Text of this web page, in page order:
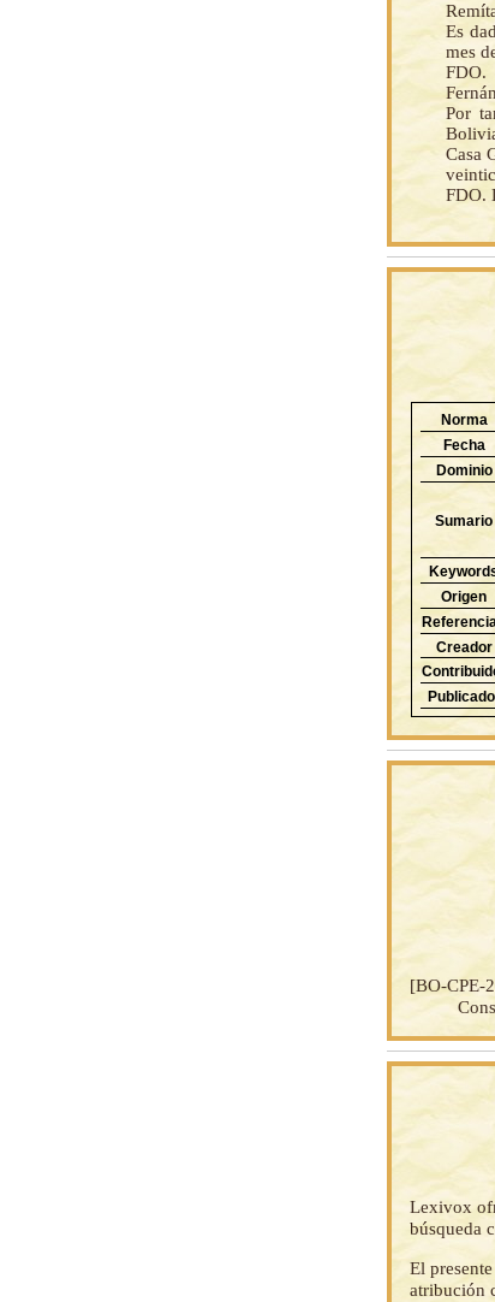
Es
mes
FDO.
Por
Casa
FDO.
Norma
Fecha
Dominio
Sumario
Origen
Creador
[BO-CPE-
Lexivox
búsqueda
El
atribución